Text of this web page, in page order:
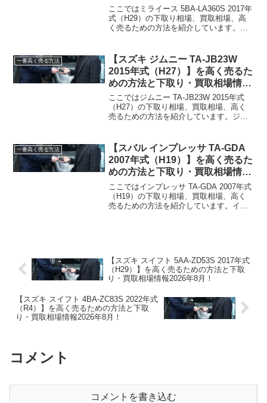
相場情報2026年8月！
ここではミライース 5BA-LA360S 2017年
式（H29）の下取り相場、買取相場、高
く売るための方法を紹介しています。ミ
59万円程度買取相場：最...
一番高く売る方法
【スズキ ジムニー TA-JB23W
2015年式（H27）】を高く売るた
めの方法と下取り・買取相場情報
2026年8月！
ここではジムニー TA-JB23W 2015年式
（H27）の下取り相場、買取相場、高く
売るための方法を紹介しています。ジム
程度買取相場：最大68万円程...
一番高く売る方法
【スバル インプレッサ TA-GDA
2007年式（H19）】を高く売るた
めの方法と下取り・買取相場情報
2026年8月！
ここではインプレッサ TA-GDA 2007年式
（H19）の下取り相場、買取相場、高く
売るための方法を紹介しています。イン
【スズキ スイフト 5AA-ZD53S 2017年式
（H29）】を高く売るための方法と下取
り・買取相場情報2026年8月！
【スズキ スイフト 4BA-ZC83S 2022年式
（R4）】を高く売るための方法と下取
り・買取相場情報2026年8月！
コメント
コメントを書き込む